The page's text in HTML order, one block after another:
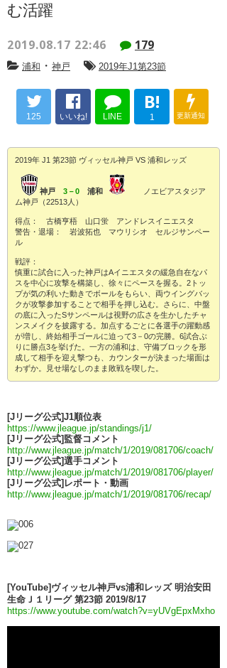
む活躍
2019.08.17 22:46 179
浦和 ・ 神戸 2019年J1第23節
125 いいね! LINE
B!
1 更新通知
2019年 J1 第23節 ヴィッセル神戸 VS 浦和レッズ
神戸 3－0 浦和
ノエビアスタジア
ム神戸（22513人）
得点： 古橋亨梧 山口蛍 アンドレスイニエスタ
警告・退場： 岩波拓也 マウリシオ セルジサンペー
ル
戦評：
慎重に試合に入った神戸はAイニエスタの緩急自在なパ
スを中心に攻撃を構築し、徐々にペースを握る。2トッ
プが気の利いた動きでボールをもらい、両ウイングバッ
クが攻撃参加することで相手を押し込む。さらに、中盤
の底に入ったSサンペールは視野の広さを生かしたチャ
ンスメイクを披露する。加点するごとに各選手の躍動感
が増し、終始相手ゴールに迫って3－0の完勝。6試合ぶ
りに勝点3を挙げた。一方の浦和は、守備ブロックを形
成して相手を迎え撃つも、カウンターが決まった場面は
わずか。見せ場なしのまま敗戦を喫した。
[Jリーグ公式]J1順位表
https://www.jleague.jp/standings/j1/
[Jリーグ公式]監督コメント
http://www.jleague.jp/match/1/2019/081706/coach/
[Jリーグ公式]選手コメント
http://www.jleague.jp/match/1/2019/081706/player/
[Jリーグ公式]レポート・動画
http://www.jleague.jp/match/1/2019/081706/recap/
[YouTube]ヴィッセル神戸vs浦和レッズ 明治安田
生命Ｊ１リーグ 第23節 2019/8/17
https://www.youtube.com/watch?v=yUVgEpxMxho